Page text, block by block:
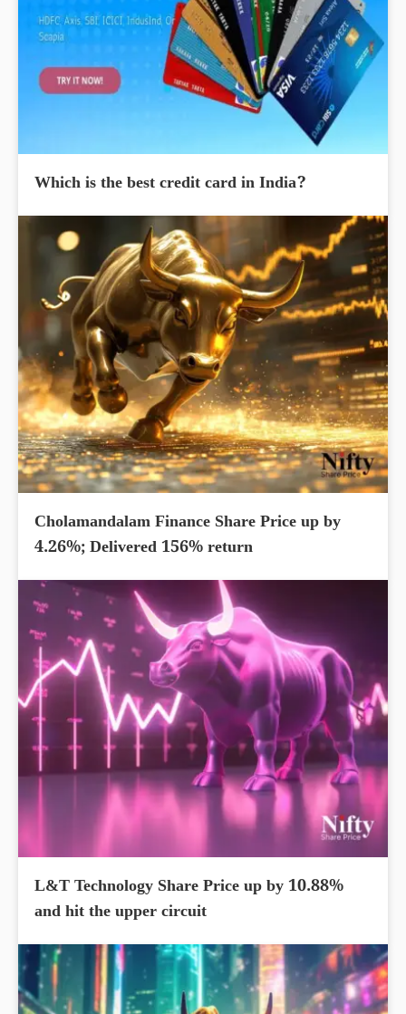
Which is the best credit card in India?
Cholamandalam Finance Share Price up by
4.26%; Delivered 156% return
L&T Technology Share Price up by 10.88%
and hit the upper circuit